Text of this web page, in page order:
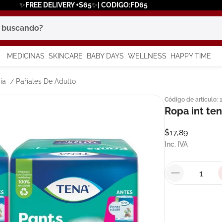
✨FREE DELIVERY +$65✨| CODIGO:FD65
MEDICINAS SKINCARE BABY DAYS WELLNESS HAPPY TIME
Pañales De Adulto
Código de artículo:
Ropa int
$17,89
Inc. IVA
más buscados